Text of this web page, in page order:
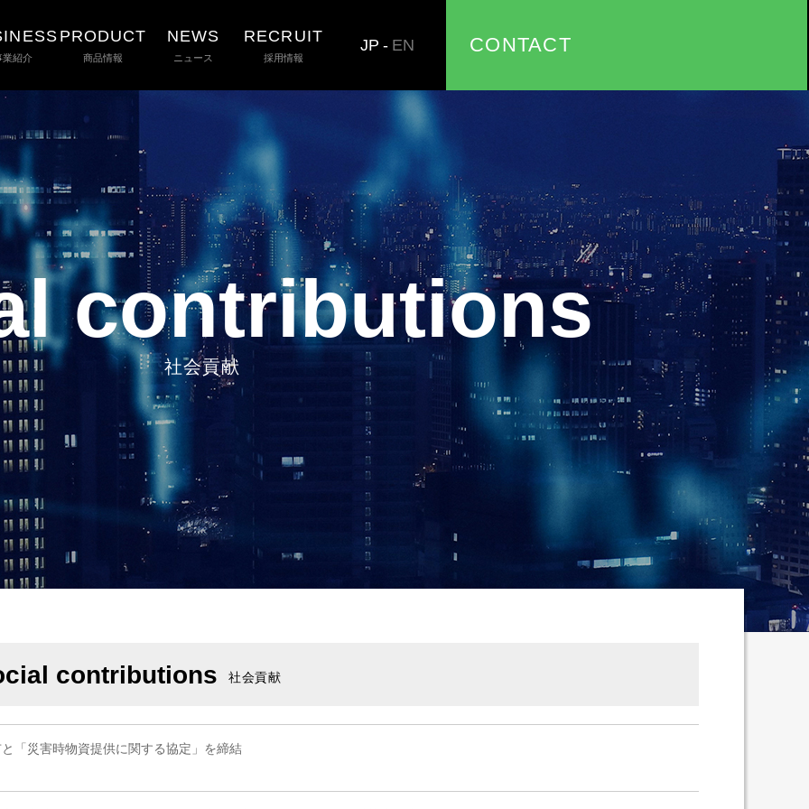
業紹介
PRODUCT
商品情報
NEWS
ニュース
RECRUIT
採用情報
JP - EN CONTACT
contributions
社会貢献
contributions 社会貢献
「災害時物資提供に関する協定」を締結